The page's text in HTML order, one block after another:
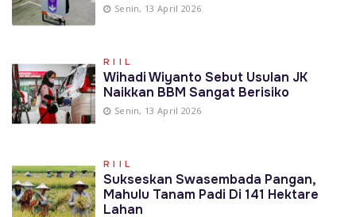
Senin, 13 April 2026
RIIL
Wihadi Wiyanto Sebut Usulan JK
Naikkan BBM Sangat Berisiko
Senin, 13 April 2026
RIIL
Sukseskan Swasembada Pangan,
Mahulu Tanam Padi Di 141 Hektare
Lahan